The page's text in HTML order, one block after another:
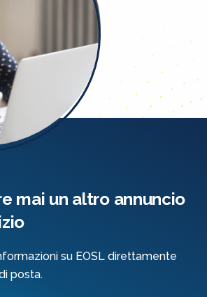
mai un altro annuncio
su EOSL direttamente
posta.